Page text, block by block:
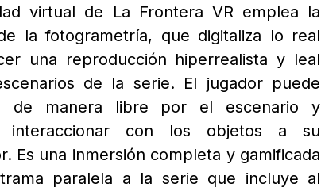
virtual de La Frontera VR emplea la
la fotogrametría, que digitaliza lo real
una reproducción hiperrealista y leal
de la serie. El jugador puede
de manera libre por el escenario y
interaccionar con los objetos a su
Es una inmersión completa y gamificada
paralela a la serie que incluye al